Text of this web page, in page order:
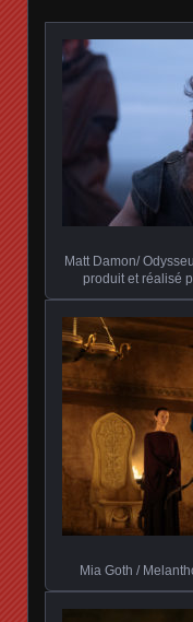
Matt Damon/
produit et réalisé
Mia Goth /